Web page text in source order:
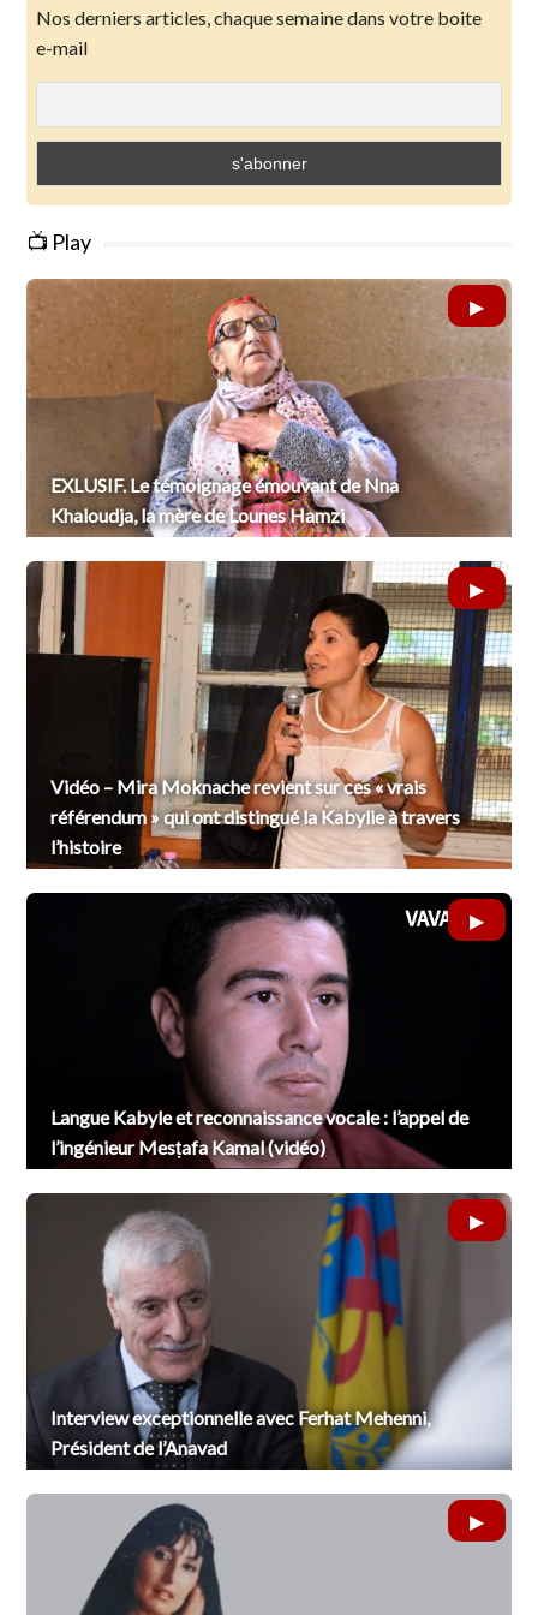
Nos derniers articles, chaque semaine dans votre boite
e-mail
📺 Play
EXLUSIF. Le témoignage émouvant de Nna
Khaloudja, la mère de Lounes Hamzi
Vidéo – Mira Moknache revient sur ces « vrais
référendum » qui ont distingué la Kabylie à travers
l’histoire
Langue Kabyle et reconnaissance vocale : l’appel de
l’ingénieur Mesṭafa Kamal (vidéo)
Interview exceptionnelle avec Ferhat Mehenni,
Président de l’Anavad